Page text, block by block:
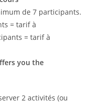
de 7 participants.
= tarif à
= tarif à
you the
2 activités (ou